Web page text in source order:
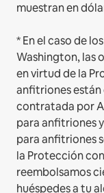
muestran en
* En el caso de
Washington, las
en virtud de la
anfitriones están
contratada por
para anfitriones
para anfitriones
la Protección
reembolsamos
huéspedes a tu